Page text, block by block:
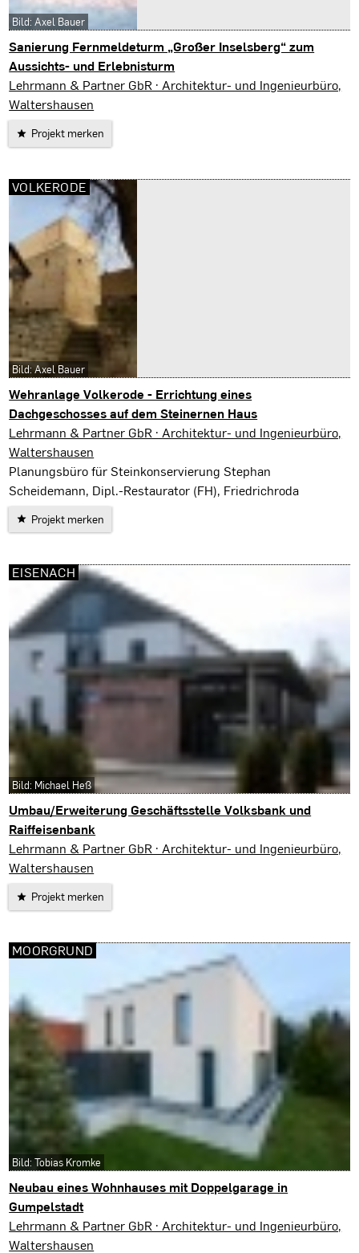
Sanierung Fernmeldeturm „Großer Inselsberg“ zum
Aussichts- und Erlebnisturm
Tabarz
Lehrmann & Partner GbR · Architektur- und Ingenieurbüro,
Waltershausen
Projekt merken
Bild: Axel Bauer
Wehranlage Volkerode - Errichtung eines
Dachgeschosses auf dem Steinernen Haus
Volkerode
Lehrmann & Partner GbR · Architektur- und Ingenieurbüro,
Waltershausen
Planungsbüro für Steinkonservierung Stephan
Scheidemann, Dipl.-Restaurator (FH), Friedrichroda
Projekt merken
VOLKERODE
Bild: Axel Bauer
Umbau/Erweiterung Geschäftsstelle Volksbank und
Raiffeisenbank
Eisenach
Lehrmann & Partner GbR · Architektur- und Ingenieurbüro,
Waltershausen
Projekt merken
EISENACH
Bild: Michael Heß
Neubau eines Wohnhauses mit Doppelgarage in
Gumpelstadt
Moorgrund
Lehrmann & Partner GbR · Architektur- und Ingenieurbüro,
Waltershausen
MOORGRUND
Bild: Tobias Kromke